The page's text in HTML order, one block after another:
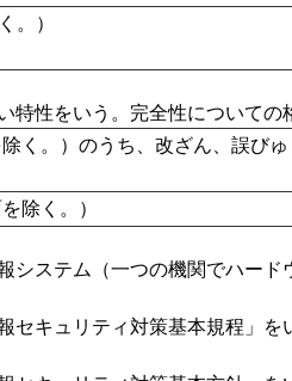
。）
性をいう。完全性についての
く。）のうち、改ざん、誤び
除く。）
テム（一つの機関でハード
キュリティ対策基本規程」を